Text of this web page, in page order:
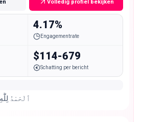
Volledig profiel bekijken
4.17%
Engagementrate
$114-679
Schatting per bericht
Sialkot🇵🇰DMV🇺🇸 ٱلْحَمْدُ لِلَّٰهِ